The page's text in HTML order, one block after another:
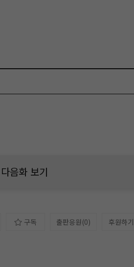
다음화 보기
구독 출판응원(0) 후원하기